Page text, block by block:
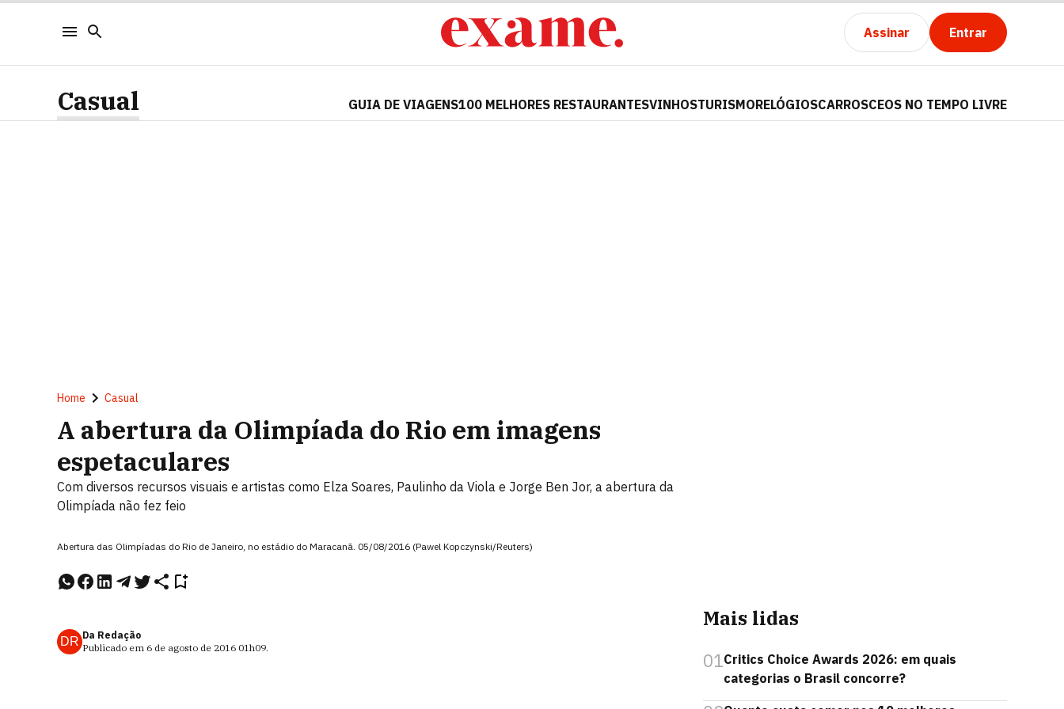
Assinar Entrar
Casual GUIA DE VIAGENS100 MELHORES RESTAURANTESVINHOSTURISMORELÓGIOSCARROSCEOS NO TEMPO LIVRE
Home Casual
A abertura da Olimpíada do Rio em imagens
espetaculares
Com diversos recursos visuais e artistas como Elza Soares, Paulinho da Viola e Jorge Ben Jor, a abertura da
Olimpíada não fez feio
Abertura das Olimpíadas do Rio de Janeiro, no estádio do Maracanã. 05/08/2016 (Pawel Kopczynski/Reuters)
DR Da Redação
Publicado em 6 de agosto de 2016 01h09.
Mais lidas
01Critics Choice Awards 2026: em quais
categorias o Brasil concorre?